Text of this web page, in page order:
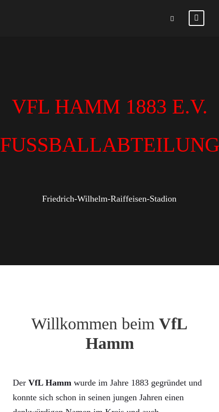
VFL HAMM 1883 E.V.
FUSSBALLABTEILUNG
Friedrich-Wilhelm-Raiffeisen-Stadion
Willkommen beim VfL
Hamm
Der VfL Hamm wurde im Jahre 1883 gegründet und
konnte sich schon in seinen jungen Jahren einen